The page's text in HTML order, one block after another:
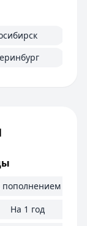
пополнением
На 1 год